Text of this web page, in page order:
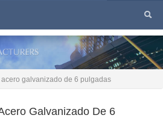
galvanizado de 6 pulgadas
Galvanizado De 6